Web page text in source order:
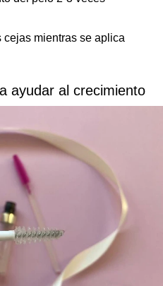
cejas mientras se aplica
ayudar al crecimiento